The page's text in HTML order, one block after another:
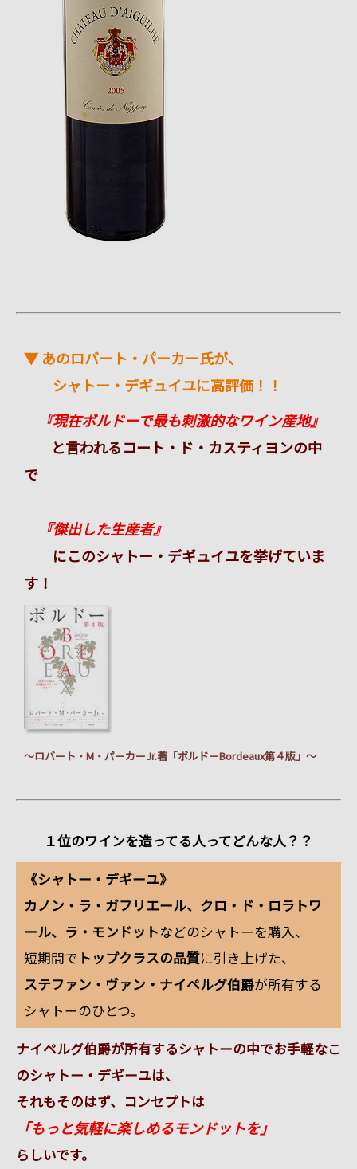
▼ あのロバート・パーカー氏が、
シャトー・デギュイユに高評価！！
『現在ボルドーで最も刺激的なワイン産地』
と言われるコート・ド・カスティヨンの中
で
『傑出した生産者』
にこのシャトー・デギュイユを挙げていま
す！
～ロバート・ M ・パーカーJr.著「ボルドーBordeaux第４版」～
１位のワインを造ってる人ってどんな人？？
《シャトー・デギーユ》
カノン・ラ・ガフリエール、クロ・ド・ロラトワ
ール、ラ・モンドットなどのシャトーを購入、
短期間で トップクラスの品質に引き上げた、
ステファン・ヴァン・ナイペルグ伯爵が所有する
シャトーのひとつ。
ナイペルグ伯爵が所有するシャトーの中でお手軽なこ
のシャトー・デギーユは、
それもそのはず、コンセプトは
「もっと気軽に楽しめるモンドットを」
らしいです。